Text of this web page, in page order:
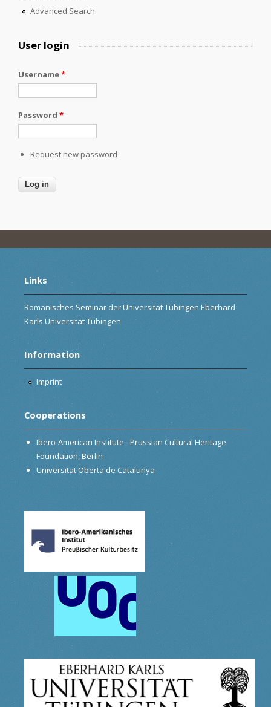
Advanced Search
User login
Username*
Password *
Request new password
Links
Romanisches Seminar der Universität Tübingen Eberhard
Karls Universität Tübingen
Information
Imprint
Cooperations
Ibero-American Institute - Prussian Cultural Heritage
Foundation, Berlin
Universitat Oberta de Catalunya